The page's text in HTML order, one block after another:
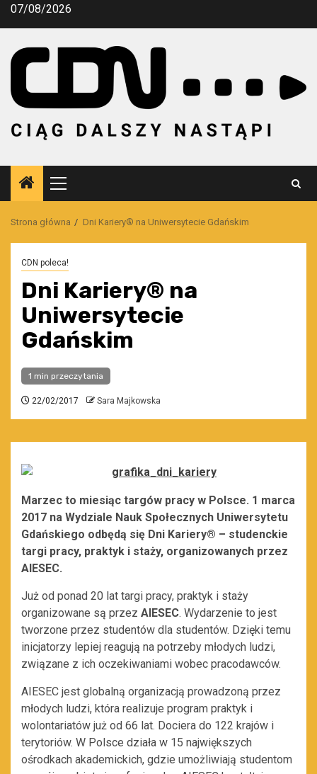
Przejdź
07/08/2026
Menu
główne
Strona główna Dni Kariery® na Uniwersytecie Gdańskim
CDN poleca!
Dni Kariery® na
Uniwersytecie
Gdańskim
1 min przeczytania
22/02/2017 Sara Majkowska
Marzec to miesiąc targów pracy w Polsce. 1 marca
2017 na Wydziale Nauk Społecznych Uniwersytetu
Gdańskiego odbędą się Dni Kariery® – studenckie
targi pracy, praktyk i staży, organizowanych przez
AIESEC.
Już od ponad 20 lat targi pracy, praktyk i staży
organizowane są przez AIESEC. Wydarzenie to jest
tworzone przez studentów dla studentów. Dzięki temu
inicjatorzy lepiej reagują na potrzeby młodych ludzi,
związane z ich oczekiwaniami wobec pracodawców.
AIESEC jest globalną organizacją prowadzoną przez
młodych ludzi, która realizuje program praktyk i
wolontariatów już od 66 lat. Dociera do 122 krajów i
terytoriów. W Polsce działa w 15 największych
ośrodkach akademickich, gdzie umożliwiają studentom